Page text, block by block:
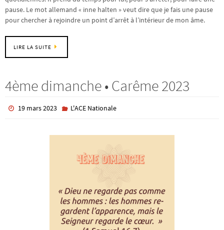
pause. Le mot allemand « inne halten » veut dire que je fais une pause
pour chercher à rejoindre un point d’arrêt à l’intérieur de mon âme.
LIRE LA SUITE
4ème dimanche • Carême 2023
19 mars 2023 L'ACE Nationale